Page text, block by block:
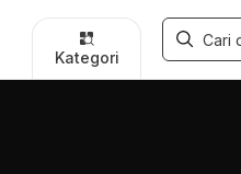
Kategori